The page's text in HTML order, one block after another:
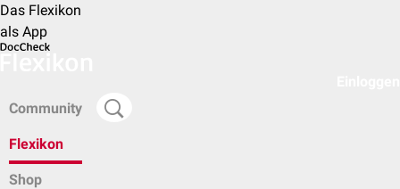
Das Flexikon
als App
Community
Flexikon
Shop